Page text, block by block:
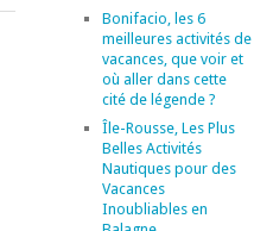
Bonifacio, les 6
meilleures activités de
vacances, que voir et
où aller dans cette
cité de légende ?
Île-Rousse, Les Plus
Belles Activités
Nautiques pour des
Vacances
Inoubliables en